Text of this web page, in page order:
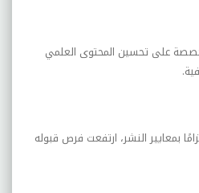
على تحسين المحتوى العلمي
بمعايير النشر، ارتفعت فرص قبوله